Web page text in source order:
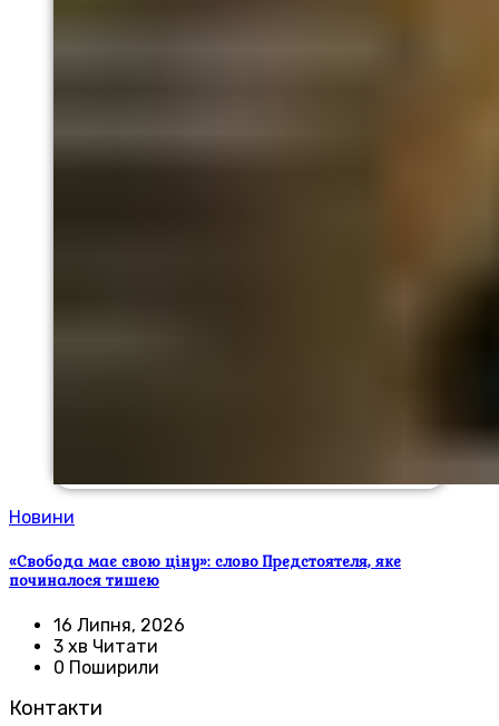
Новини
«Свобода має свою ціну»: слово Предстоятеля, яке
починалося тишею
16 Липня, 2026
3 хв Читати
0 Поширили
Контакти